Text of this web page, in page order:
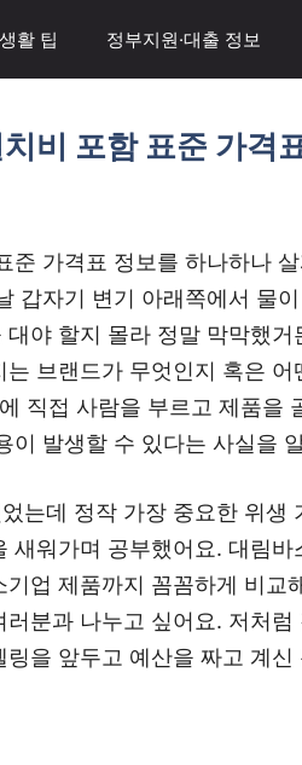
활 팁 정부지원·대출 정보
비 포함 표준 가격
준 가격표 정보를 하나하나
갑자기 변기 아래쪽에서 물
야 할지 몰라 정말 막막했거
브랜드가 무엇인지 혹은 어
직접 사람을 부르고 제품을
이 발생할 수 있다는 사실을
는데 정작 가장 중요한 위생
새워가며 공부했어요. 대림바
업 제품까지 꼼꼼하게 비교
분과 나누고 싶어요. 저처
을 앞두고 예산을 짜고 계신